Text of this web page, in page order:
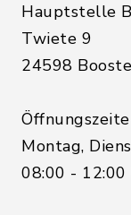
Hauptstelle
Twiete 9
24598
Montag,
08:00 - 12:00